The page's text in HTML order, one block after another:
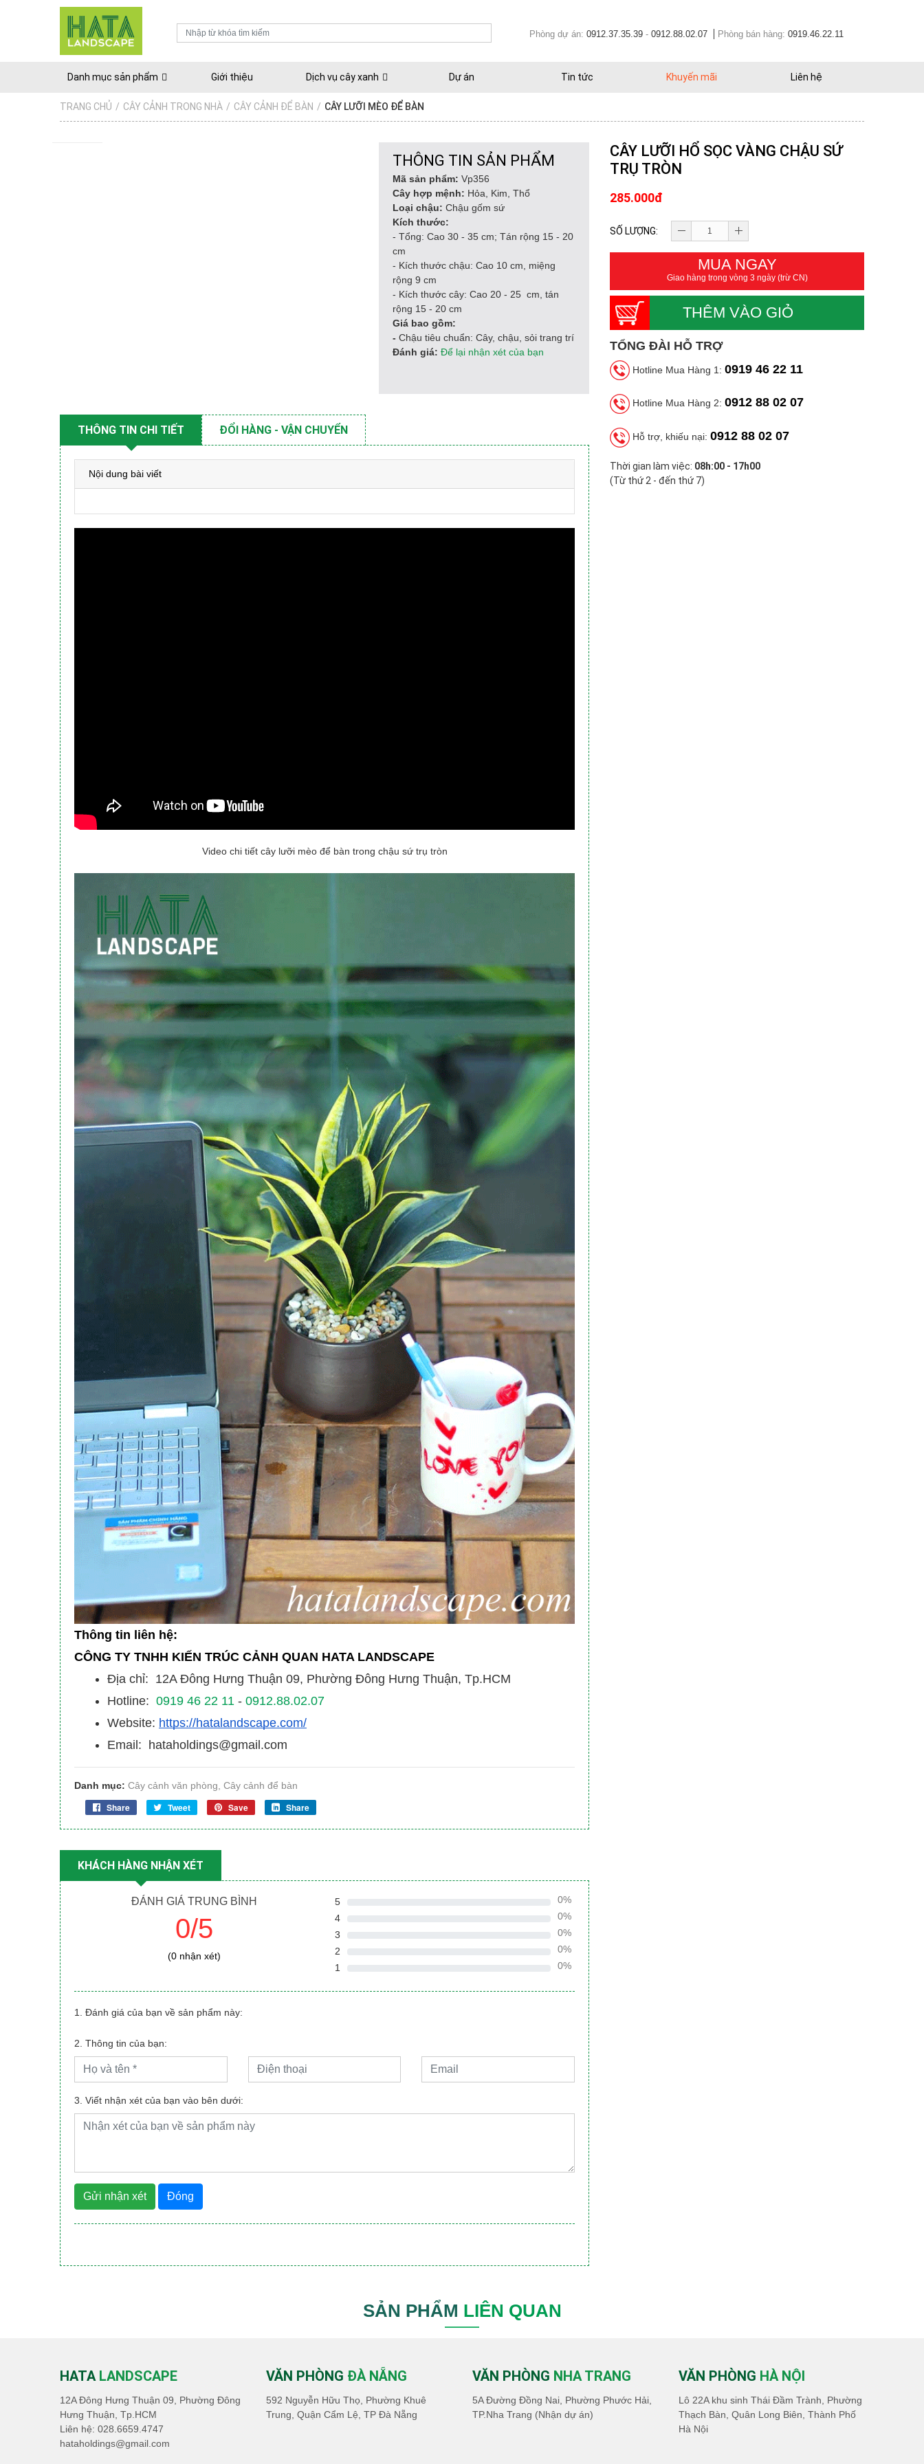
Phòng dự án: 0912.37.35.39 - 0912.88.02.07 Phòng bán hàng: 0919.46.22.11
Danh mục sản phẩm Giới thiệu Dịch vụ cây xanh Dự án Tin tức Khuyến mãi Liên hệ
TRANG CHỦ / CÂY CẢNH TRONG NHÀ / CÂY CẢNH ĐỂ BÀN / CÂY LƯỠI MÈO ĐỂ BÀN
THÔNG TIN SẢN PHẨM
Mã sản phẩm: Vp356
Cây hợp mệnh: Hỏa, Kim, Thổ
Loại chậu: Chậu gốm sứ
Kích thước:
- Tổng: Cao 30 - 35 cm; Tán rộng 15 - 20
cm
- Kích thước chậu: Cao 10 cm, miệng
rộng 9 cm
- Kích thước cây: Cao 20 - 25 cm, tán
rộng 15 - 20 cm
Giá bao gồm:
- Chậu tiêu chuẩn: Cây, chậu, sỏi trang trí
Đánh giá: Để lại nhận xét của bạn
CÂY LƯỠI HỔ SỌC VÀNG CHẬU SỨ
TRỤ TRÒN
285.000đ
SỐ LƯỢNG:
MUA NGAY
Giao hàng trong vòng 3 ngày (trừ CN)
THÊM VÀO GIỎ
TỔNG ĐÀI HỖ TRỢ
Hotline Mua Hàng 1: 0919 46 22 11
Hotline Mua Hàng 2: 0912 88 02 07
Hỗ trợ, khiếu nại: 0912 88 02 07
Thời gian làm việc: 08h:00 - 17h00
(Từ thứ 2 - đến thứ 7)
THÔNG TIN CHI TIẾT ĐỔI HÀNG - VẬN CHUYỂN
Nội dung bài viết
Video chi tiết cây lưỡi mèo để bàn trong chậu sứ trụ tròn
Thông tin liên hệ:
CÔNG TY TNHH KIẾN TRÚC CẢNH QUAN HATA LANDSCAPE
Địa chỉ: 12A Đông Hưng Thuận 09, Phường Đông Hưng Thuận, Tp.HCM
Hotline: 0919 46 22 11 - 0912.88.02.07
Website: https://hatalandscape.com/
Email: hataholdings@gmail.com
Danh mục: Cây cảnh văn phòng Cây cảnh để bàn
Share Tweet Save Share
KHÁCH HÀNG NHẬN XÉT
ĐÁNH GIÁ TRUNG BÌNH
0/5
(0 nhận xét)
5
0%
4
0%
3
0%
2
0%
1
0%
1. Đánh giá của bạn về sản phẩm này:
2. Thông tin của bạn:
3. Viết nhận xét của bạn vào bên dưới:
Gửi nhận xét Đóng
SẢN PHẨM LIÊN QUAN
HATA LANDSCAPE
12A Đông Hưng Thuận 09, Phường Đông
Hưng Thuận, Tp.HCM
Liên hệ: 028.6659.4747
hataholdings@gmail.com
VĂN PHÒNG ĐÀ NẴNG
592 Nguyễn Hữu Thọ, Phường Khuê
Trung, Quận Cẩm Lệ, TP Đà Nẵng
VĂN PHÒNG NHA TRANG
5A Đường Đồng Nai, Phường Phước Hải,
TP.Nha Trang (Nhận dự án)
VĂN PHÒNG HÀ NỘI
Lô 22A khu sinh Thái Đầm Trành, Phường
Thạch Bàn, Quân Long Biên, Thành Phố
Hà Nội